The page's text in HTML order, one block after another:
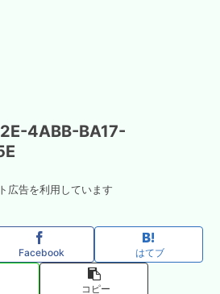
4ABB-BA17-
広告を利用しています
Facebook はてブ
コピー